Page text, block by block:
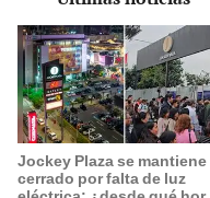
Jockey Plaza se mantiene
cerrado por falta de luz